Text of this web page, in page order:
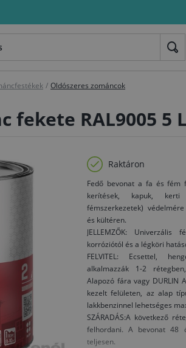
/ Oldószeres zománcok
fekete RAL9005 5 L
Raktáron
Fedő bevonat a fa és fém
kerítések, kapuk, kerti
fémszerkezetek)
és kültéren.
JELLEMZŐK:
korróziótól és a légköri
FELVITEL: Ecsettel,
alkalmazzák 1-2
Alapozó fára vagy DURLIN
kezelt felületen, az alap
lakkbenzinnel lehetséges
SZÁRADÁS:A következő
felhordani. A bevonat 48
teljesen.